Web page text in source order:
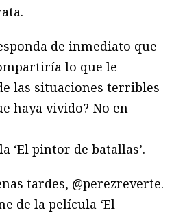
de inmediato que
lo que le
las situaciones terribles
haya vivido? No en
‘El pintor de batallas’.
tardes, @perezreverte.
de la película ‘El